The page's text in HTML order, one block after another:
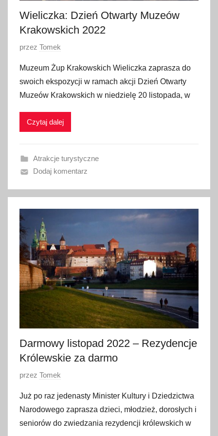
2
2
Wieliczka: Dzień Otwarty Muzeów
Krakowskich 2022
O
u
b
l
i
a
n
1
1
l
i
s
t
o
p
2
2
2
przez Tomek
Muzeum Żup Krakowskich Wieliczka zaprasza do
swoich ekspozycji w ramach akcji Dzień Otwarty
Muzeów Krakowskich w niedzielę 20 listopada, w
Czytaj dalej
Atrakcje turystyczne
Dodaj komentarz
Darmowy listopad 2022 – Rezydencje
Królewskie za darmo
O
u
b
l
przez Tomek
Już po raz jedenasty Minister Kultury i Dziedzictwa
Narodowego zaprasza dzieci, młodzież, dorosłych i
seniorów do zwiedzania rezydencji królewskich w